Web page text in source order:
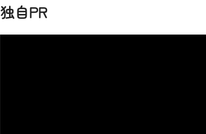
独自PR